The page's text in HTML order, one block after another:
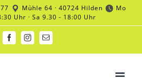
Mühle 64 · 40724 Hilden
Mo
Uhr · Sa 9.30 - 18:00 Uhr
FacebookInstagram
E-